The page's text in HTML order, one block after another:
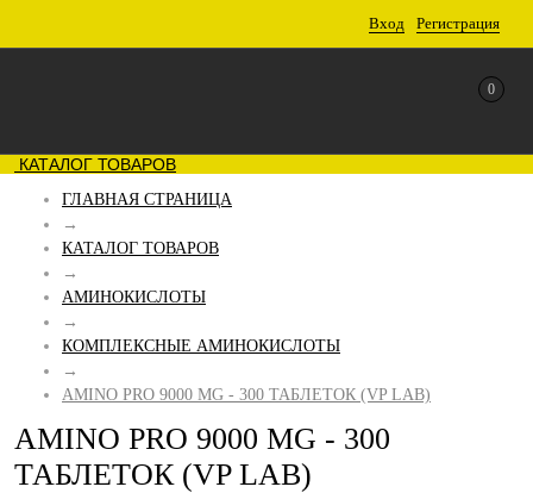
Вход Регистрация
0
КАТАЛОГ ТОВАРОВ
ГЛАВНАЯ СТРАНИЦА
→
КАТАЛОГ ТОВАРОВ
→
АМИНОКИСЛОТЫ
→
КОМПЛЕКСНЫЕ АМИНОКИСЛОТЫ
→
AMINO PRO 9000 MG - 300 ТАБЛЕТОК (VP LAB)
AMINO PRO 9000 MG - 300
ТАБЛЕТОК (VP LAB)